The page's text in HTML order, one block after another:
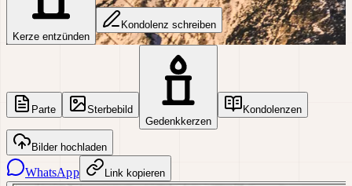
Kerze entzünden
Kondolenz schreiben
Parte
Sterbebild
Gedenkkerzen
Kondolenzen
Bilder hochladen
WhatsApp Link kopieren